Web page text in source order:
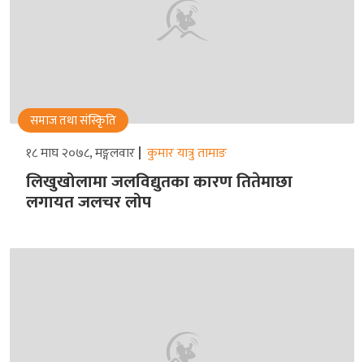
समाज तथा संस्किृति
१८ माघ २०७८, मङ्गलवार कुमार यात्रु तामाङ
लिखुखोलामा जलविद्युतका कारण तितेमाछा
लगायत जलचर लोप